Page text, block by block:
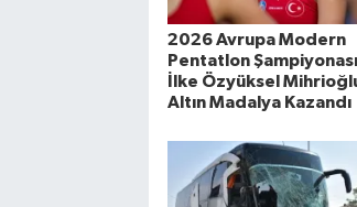
2026 Avrupa Modern
Pentatlon
İlke Özyüksel
Altın Madalya Kazandı